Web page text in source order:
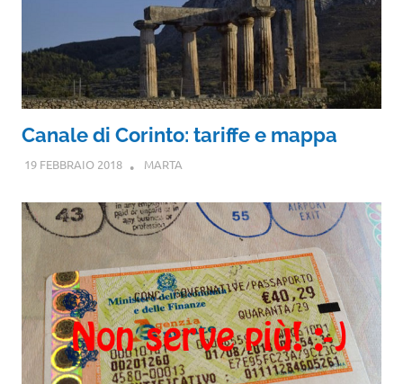
Canale di Corinto: tariffe e mappa
19 FEBBRAIO 2018 MARTA